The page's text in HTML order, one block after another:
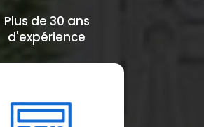
Plus de 30 ans
d'expérience